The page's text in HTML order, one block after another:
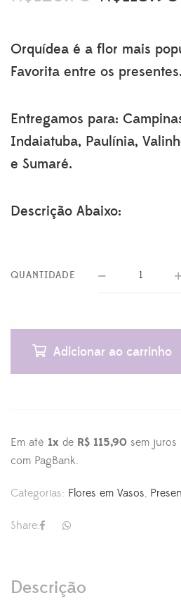
era:
Orquídea é a flor mais
Favorita entre os presentes.
Entregamos para:
Indaiatuba, Paulínia,
e Sumaré.
Descrição Abaixo:
QUANTIDADE
Adicionar ao carrinho
Em até 1x de R$ 115,90 sem juros
com PagBank.
Categorias: Flores em Vasos,
Share:
Descrição